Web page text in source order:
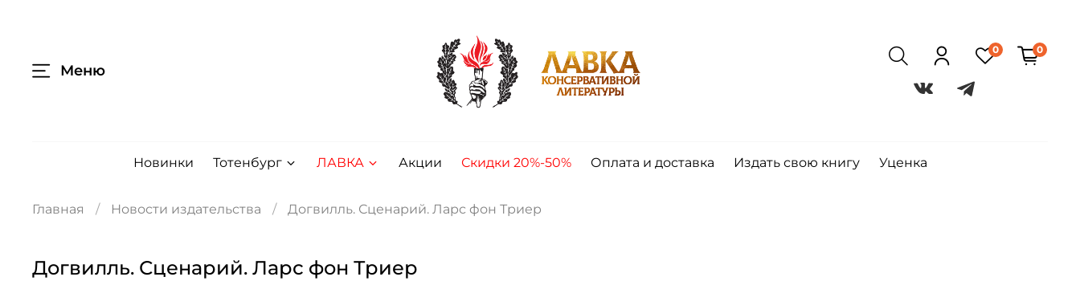
Меню
0 0
Новинки Тотенбург ЛАВКА Акции Скидки 20%-50% Оплата и доставка Издать свою книгу Уценка
Главная Новости издательства Догвилль. Сценарий. Ларс фон Триер
Догвилль. Сценарий. Ларс фон Триер